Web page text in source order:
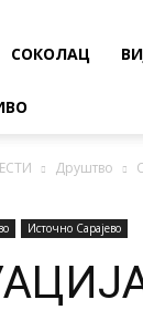
СОКОЛАЦ
Друштво
Источно Сарајево